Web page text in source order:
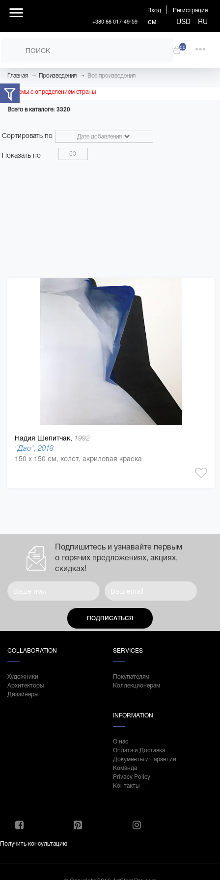
Вход Регистрация
+380 66 017-49-59 см USD RU
00
Главная → Произведения → Все произведения
Проблемы с определением страны
Всего в каталоге: 3320
Сортировать по Дате добавления
Показать по 50
Надия Шепитчак, 1992
"Дао", 2018
150 x 150 см, холст, акриловая краска
Подпишитесь и узнавайте первым
о горячих предложениях, акциях,
скидках!
ПОДПИСАТЬСЯ
COLLABORATION
Художники
Архитекторы
Дизайнеры
SERVICES
Покупателям
Коллекционерам
INFORMATION
О нас
Оплата и Доставка
Документы и Гарантии
Команда
Privacy Policy
Контакты
Получить консультацию